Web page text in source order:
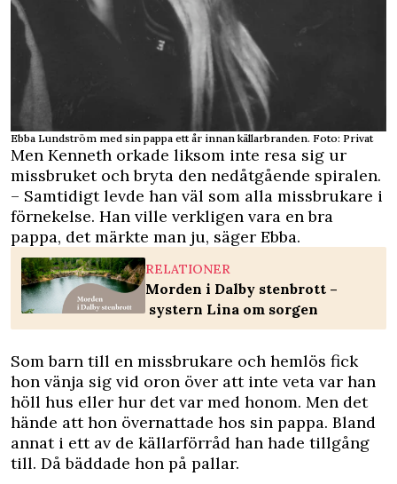
Ebba Lundström med sin pappa ett år innan källarbranden. Foto: Privat
Men Kenneth orkade liksom inte resa sig ur
missbruket och bryta den nedåtgående spiralen.
– Samtidigt levde han väl som alla missbrukare i
förnekelse. Han ville verkligen vara en bra
pappa, det märkte man ju, säger Ebba.
RELATIONER
Morden i Dalby stenbrott –
systern Lina om sorgen
Som barn till en missbrukare och hemlös fick
hon vänja sig vid oron över att inte veta var han
höll hus eller hur det var med honom. Men det
hände att hon övernattade hos sin pappa. Bland
annat i ett av de källarförråd han hade tillgång
till. Då bäddade hon på pallar.